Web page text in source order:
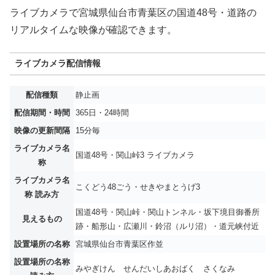
ライブカメラで宮城県仙台市青葉区の国道48号・道路の
リアルタイムな映像が確認できます。
ライブカメラ配信情報
配信種類
静止画
配信期間・時間
365日・24時間
映像の更新間隔
15分毎
ライブカメラ名
称
国道48号・関山峠3 ライブカメラ
ライブカメラ名
称 読み方
こくどう48ごう・せきやまとうげ3
見えるもの
国道48号・関山峠・関山トンネル・坂下境目御番所
跡・船形山・広瀬川・鈴沼（ルリ沼）・道元峡付近
設置場所の名称
宮城県仙台市青葉区作並
設置場所の名称
みやぎけん せんだいしあおばく さくなみ